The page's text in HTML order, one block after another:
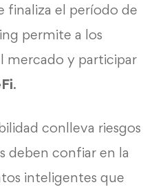
finaliza el período de
permite a los
mercado y participar
.
conlleva riesgos
deben confiar en la
inteligentes que